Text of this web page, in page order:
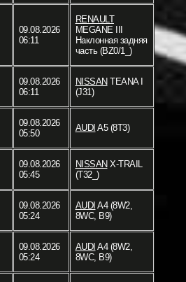
09.08.2026
06:11
RENAULT
MEGANE III
Наклонная задняя
часть (BZ0/1_)
09.08.2026
06:11
NISSAN TEANA I
(J31)
09.08.2026
05:50
AUDI A5 (8T3)
09.08.2026
05:45
NISSAN X-TRAIL
(T32_)
09.08.2026
05:24
AUDI A4 (8W2,
8WC, B9)
09.08.2026
05:24
AUDI A4 (8W2,
8WC, B9)